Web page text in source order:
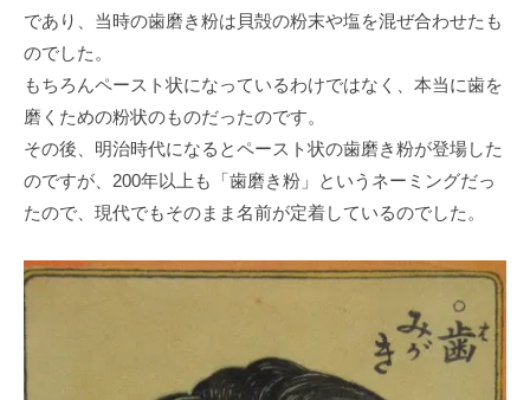
であり、当時の歯磨き粉は貝殻の粉末や塩を混ぜ合わせたも
のでした。
もちろんペースト状になっているわけではなく、本当に歯を
磨くための粉状のものだったのです。
その後、明治時代になるとペースト状の歯磨き粉が登場した
のですが、200年以上も「歯磨き粉」というネーミングだっ
たので、現代でもそのまま名前が定着しているのでした。